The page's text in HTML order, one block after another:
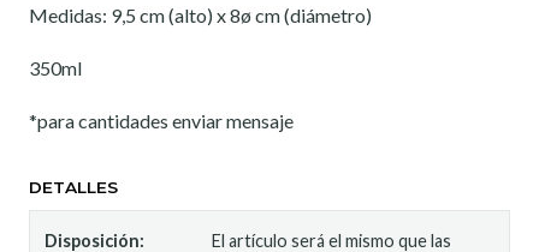
Medidas: 9,5 cm (alto) x 8ø cm (diámetro)
350ml
*para cantidades enviar mensaje
DETALLES
Disposición:
El artículo será el mismo que las